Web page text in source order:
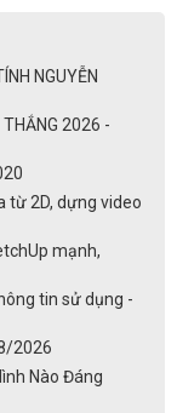
NGUYỄN
THẮNG 2026 -
từ 2D, dựng video
mạnh,
tin sử dụng -
2026
Nào Đáng